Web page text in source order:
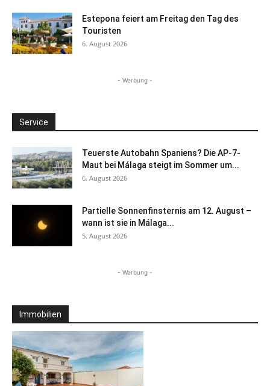
Estepona feiert am Freitag den Tag des
Touristen
6. August 2026
- Werbung -
Service
Teuerste Autobahn Spaniens? Die AP-7-
Maut bei Málaga steigt im Sommer um...
6. August 2026
Partielle Sonnenfinsternis am 12. August –
wann ist sie in Málaga...
5. August 2026
- Werbung -
Immobilien